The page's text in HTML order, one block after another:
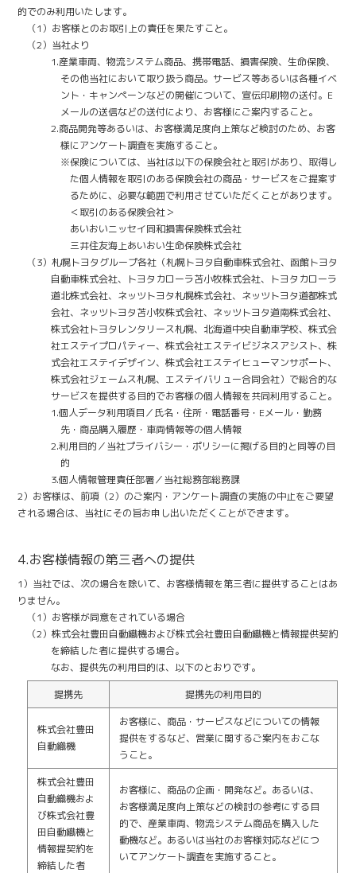
的でのみ利用いたします。
（1）お客様とのお取引上の責任を果たすこと。
（2）当社より
1.産業車両、物流システム商品、携帯電話、損害保険、生命保険、
その他当社において取り扱う商品。サービス等あるいは各種イベ
ント・キャンペーンなどの開催について、宣伝印刷物の送付。E
メールの送信などの送付により、お客様にご案内すること。
2.商品開発等あるいは、お客様満足度向上策など検討のため、お客
様にアンケート調査を実施すること。
※保険については、当社は以下の保険会社と取引があり、取得し
た個人情報を取引のある保険会社の商品・サービスをご提案す
るために、必要な範囲で利用させていただくことがあります。
＜取引のある保険会社＞
あいおいニッセイ同和損害保険株式会社
三井住友海上あいおい生命保険株式会社
（3）札幌トヨタグループ各社（札幌トヨタ自動車株式会社、函館トヨタ
自動車株式会社、トヨタカローラ苫小牧株式会社、トヨタカローラ
道北株式会社、ネッツトヨタ札幌株式会社、ネッツトヨタ道都株式
会社、ネッツトヨタ苫小牧株式会社、ネッツトヨタ道南株式会社、
株式会社トヨタレンタリース札幌、北海道中央自動車学校、株式会
社エステイプロパティー、株式会社エステイビジネスアシスト、株
式会社エステイデザイン、株式会社エステイヒューマンサポート、
株式会社ジェームス札幌、エステイバリュー合同会社）で総合的な
サービスを提供する目的でお客様の個人情報を共同利用すること。
1.個人データ利用項目／氏名・住所・電話番号・Eメール・勤務
先・商品購入履歴・車両情報等の個人情報
2.利用目的／当社プライバシー・ポリシーに掲げる目的と同等の目
的
3.個人情報管理責任部署／当社総務部総務課
2）お客様は、前項（2）のご案内・アンケート調査の実施の中止をご要望
される場合は、当社にその旨お申し出いただくことができます。
4.お客様情報の第三者への提供
1）当社では、次の場合を除いて、お客様情報を第三者に提供することはあ
りません。
（1）お客様が同意をされている場合
（2）株式会社豊田自動織機および株式会社豊田自動織機と情報提供契約
を締結した者に提供する場合。
なお、提供先の利用目的は、以下のとおりです。
提携先
提携先の利用目的
株式会社豊田
自動織機
お客様に、商品・サービスなどについての情報
提供をするなど、営業に関するご案内をおこな
うこと。
株式会社豊田
自動織機およ
び株式会社豊
田自動織機と
情報提契約を
締結した者
お客様に、商品の企画・開発など。あるいは、
お客様満足度向上策などの検討の参考にする目
的で、産業車両、物流システム商品を購入した
動機など。あるいは当社のお客様対応などにつ
いてアンケート調査を実施すること。